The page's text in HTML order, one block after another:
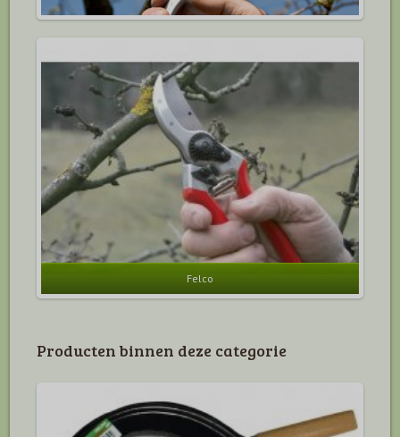
Felco
Producten binnen deze categorie